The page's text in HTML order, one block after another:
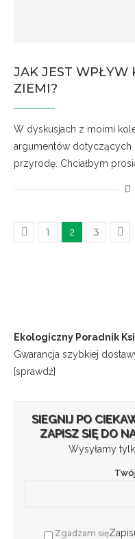
JAK JEST WPŁYW
ZIEMI?
W dyskusjach z moimi
argumentów dotyczących
przyrodę. Chciałbym
1 2 3
Ekologiczny Poradnik
Gwarancja szybkiej
[sprawdź]
SIEGNIJ PO
ZAPISZ SIĘ DO
Wysyłamy
Zgadzam się